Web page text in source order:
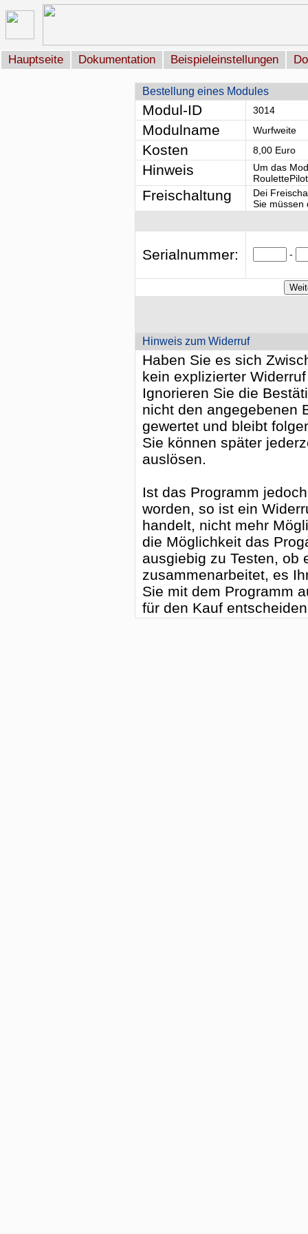
Hauptseite Dokumentation Beispieleinstellungen
Bestellung eines Modules
Modul-ID 3014
Modulname Wurfweite
Kosten 8,00 Euro
Hinweis
Um das
Freischaltung
Dei
Sie müssen
Serialnummer: -
Hinweis zum Widerruf
Haben Sie es sich
kein explizierter
Ignorieren Sie die
nicht den angegebenen
gewertet und bleibt
Sie können später
auslösen.
Ist das Programm
worden, so ist ein
handelt, nicht mehr
die Möglichkeit das
ausgiebig zu Testen, ob
zusammenarbeitet, es
Sie mit dem Programm
für den Kauf